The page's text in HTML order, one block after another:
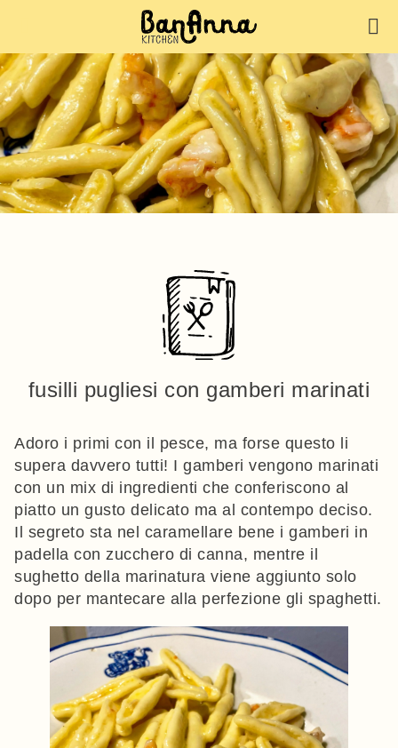
fusilli pugliesi con gamberi marinati
Adoro i primi con il pesce, ma forse questo li
supera davvero tutti! I gamberi vengono marinati
con un mix di ingredienti che conferiscono al
piatto un gusto delicato ma al contempo deciso.
Il segreto sta nel caramellare bene i gamberi in
padella con zucchero di canna, mentre il
sughetto della marinatura viene aggiunto solo
dopo per mantecare alla perfezione gli spaghetti.